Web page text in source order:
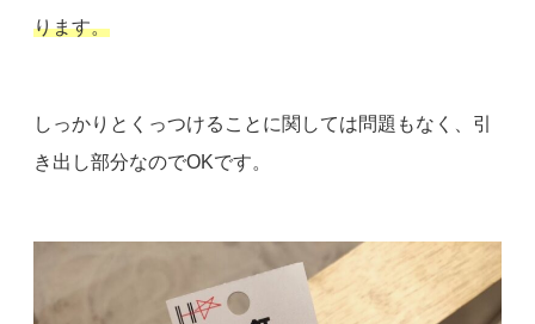
ります。
しっかりとくっつけることに関しては問題もなく、引
き出し部分なのでOKです。